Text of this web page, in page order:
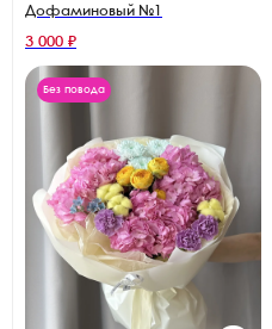
Дофаминовый №1
3 000 ₽
Без повода